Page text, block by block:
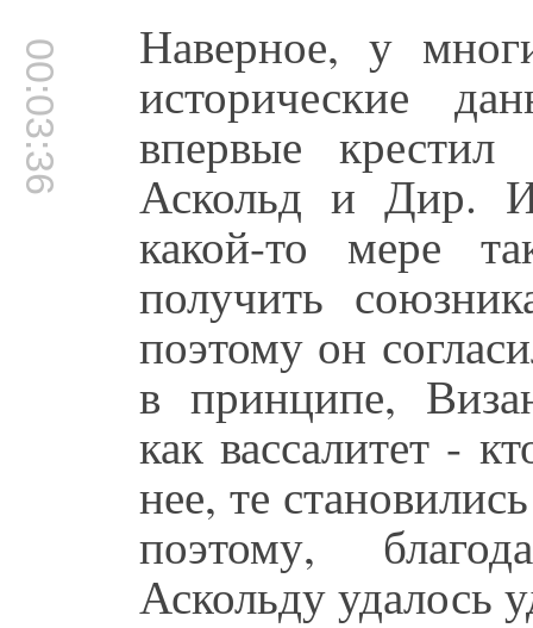
00:03:36 Наверное, у
исторические
впервые
Аскольд и Дир.
какой-то мере
получить
поэтому он
в принципе,
как вассалитет -
нее, те
поэтому,
Аскольду удалось